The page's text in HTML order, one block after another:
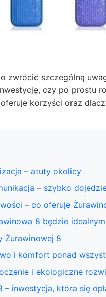
zwrócić szczególną
czy po prostu
korzyści oraz
– atuty okolicy
– szybko
– co oferuje
8 będzie
Żurawinowej 8
i komfort ponad
i ekologiczne
– inwestycja, która się